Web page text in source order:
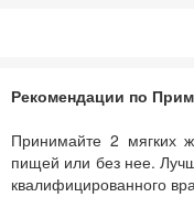
Рекомендации по
Принимайте 2 мягких
пищей или без нее.
квалифицированного